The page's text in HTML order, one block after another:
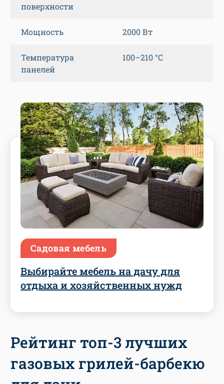
поверхности
Мощность 2000 Вт
Температура
панелей
100–210 °C
Садовая мебель
Выбирайте мебель на дачу для
отдыха и хозяйственных нужд
Рейтинг топ-3 лучших
газовых грилей-барбекю